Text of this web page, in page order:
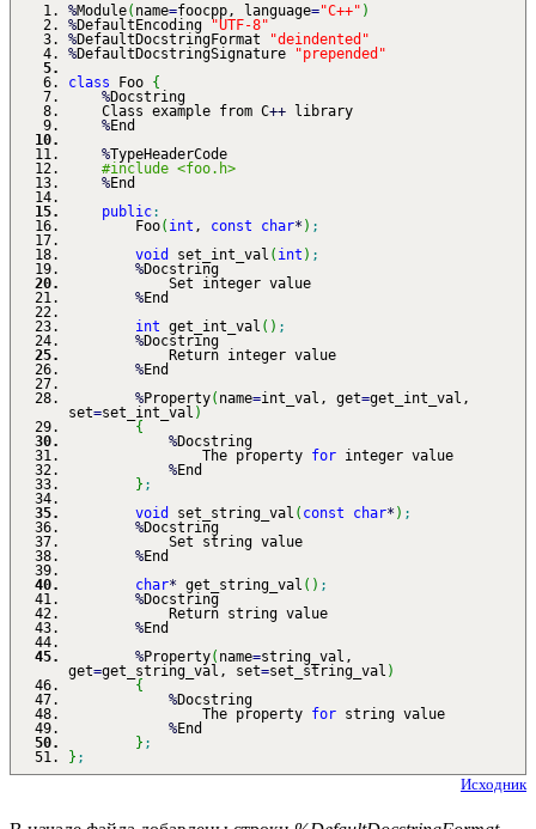
%Module( name=foocpp, language="C++" )
%DefaultEncoding
"UTF-8"
%DefaultDocstringFormat
"deindented"
%DefaultDocstringSignature
"prepended"
class Foo {
%Docstring
Class example from C++ library
%End
%TypeHeaderCode
#include <foo.h>
%End
public:
Foo( int , const char* ) ;
void
set_int_val ( int ) ;
%Docstring
Set integer value
%End
int get_int_val ( ) ;
%Docstring
Return integer value
%End
%Property( name=int_val, get=get_int_val,
set=set_int_val )
{
%Docstring
The property for integer value
%End
} ;
void
set_string_val ( const char* ) ;
%Docstring
Set string value
%End
char* get_string_val ( ) ;
%Docstring
Return string value
%End
%Property( name=string_val,
get=get_string_val, set=set_string_val )
{
%Docstring
The property for string value
%End
} ;
} ;
Исходник